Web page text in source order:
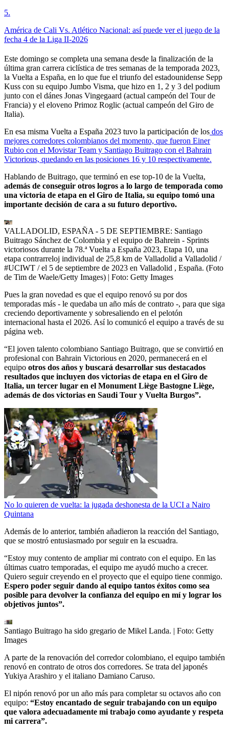
5.
América de Cali Vs. Atlético Nacional: así puede ver el juego de la
fecha 4 de la Liga II-2026
Este domingo se completa una semana desde la finalización de la
última gran carrera ciclística de tres semanas de la temporada 2023,
la Vuelta a España, en lo que fue el triunfo del estadounidense Sepp
Kuss con su equipo Jumbo Visma, que hizo en 1, 2 y 3 del podium
junto con el dánes Jonas Vingegaard (actual campeón del Tour de
Francia) y el eloveno Primoz Roglic (actual campeón del Giro de
Italia).
En esa misma Vuelta a España 2023 tuvo la participación de los dos
mejores corredores colombianos del momento, que fueron Einer
Rubio con el Movistar Team y Santiago Buitrago con el Bahrain
Victorious, quedando en las posiciones 16 y 10 respectivamente.
Hablando de Buitrago, que terminó en ese top-10 de la Vuelta,
además de conseguir otros logros a lo largo de temporada como
una victoria de etapa en el Giro de Italia, su equipo tomó una
importante decisión de cara a su futuro deportivo.
VALLADOLID, ESPAÑA - 5 DE SEPTIEMBRE: Santiago
Buitrago Sánchez de Colombia y el equipo de Bahrein - Sprints
victoriosos durante la 78.ª Vuelta a España 2023, Etapa 10, una
etapa contrarreloj individual de 25,8 km de Valladolid a Valladolid /
#UCIWT / el 5 de septiembre de 2023 en Valladolid , España. (Foto
de Tim de Waele/Getty Images) | Foto: Getty Images
Pues la gran novedad es que el equipo renovó su por dos
temporadas más - le quedaba un año más de contrato -, para que siga
creciendo deportivamente y sobresaliendo en el pelotón
internacional hasta el 2026. Así lo comunicó el equipo a través de su
página web.
“El joven talento colombiano Santiago Buitrago, que se convirtió en
profesional con Bahrain Victorious en 2020, permanecerá en el
equipo otros dos años y buscará desarrollar sus destacados
resultados que incluyen dos victorias de etapa en el Giro de
Italia, un tercer lugar en el Monument Liège Bastogne Liège,
además de dos victorias en Saudi Tour y Vuelta Burgos”.
No lo quieren de vuelta: la jugada deshonesta de la UCI a Nairo
Quintana
Además de lo anterior, también añadieron la reacción del Santiago,
que se mostró entusiasmado por seguir en la escuadra.
“Estoy muy contento de ampliar mi contrato con el equipo. En las
últimas cuatro temporadas, el equipo me ayudó mucho a crecer.
Quiero seguir creyendo en el proyecto que el equipo tiene conmigo.
Espero poder seguir dando al equipo tantos éxitos como sea
posible para devolver la confianza del equipo en mí y lograr los
objetivos juntos”.
Santiago Buitrago ha sido gregario de Mikel Landa. | Foto: Getty
Images
A parte de la renovación del corredor colombiano, el equipo también
renovó en contrato de otros dos corredores. Se trata del japonés
Yukiya Arashiro y el italiano Damiano Caruso.
El nipón renovó por un año más para completar su octavos año con
equipo: “Estoy encantado de seguir trabajando con un equipo
que valora adecuadamente mi trabajo como ayudante y respeta
mi carrera”.